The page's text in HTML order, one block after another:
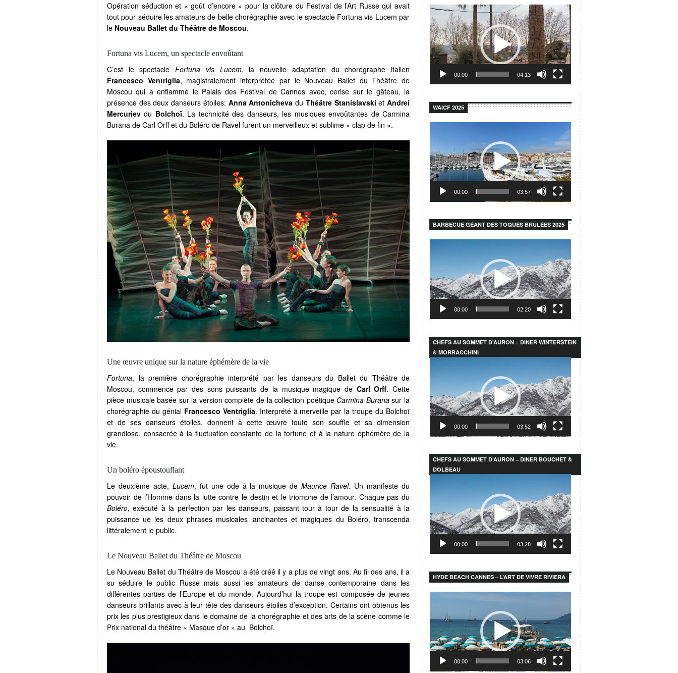
Opération séduction et « goût d’encore » pour la clôture du Festival de l’Art Russe qui avait
tout pour séduire les amateurs de belle chorégraphie avec le spectacle Fortuna vis Lucem par
le Nouveau Ballet du Théâtre de Moscou.
Fortuna vis Lucem, un spectacle envoûtant
C’est le spectacleFortuna vis Lucem, la nouvelle adaptation du chorégraphe italien
Francesco Ventriglia, magistralement interprétée par le Nouveau Ballet du Théâtre de
Moscou qui a enflammé le Palais des Festival de Cannes avec, cerise sur le gâteau, la
présence des deux danseurs étoiles: Anna Antonicheva du Théâtre Stanislavski etAndrei
Mercuriev du Bolchoï. La technicité des danseurs, les musiques envoûtantes de Carmina
Burana de Carl Orff et du Boléro de Ravel furent un merveilleux et sublime « clap de fin ».
Une œuvre unique sur la nature éphémère de la vie
Fortuna, la première chorégraphie interprété par les danseurs du Ballet du Théâtre de
Moscou, commence par des sons puissants de la musique magique de Carl Orff. Cette
pièce musicale basée sur la version complète de la collection poétique Carmina Buranasur la
chorégraphie du génial Francesco Ventriglia. Interprété à merveille par la troupe du Bolchoï
et de ses danseurs étoiles, donnent à cette œuvre toute son souffle et sa dimension
grandiose, consacrée à la fluctuation constante de la fortune et à la nature éphémère de la
vie.
Un boléro époustouflant
Le deuxième acte, Lucem, fut une ode à la musique deMaurice Ravel. Un manifeste du
pouvoir de l’Homme dans la lutte contre le destin et le triomphe de l’amour. Chaque pas du
Boléro, exécuté à la perfection par les danseurs, passant tour à tour de la sensualité à la
puissance ue les deux phrases musicales lancinantes et magiques du Boléro, transcenda
littéralement le public.
Le Nouveau Ballet du Théâtre de Moscou
Le Nouveau Ballet du Théâtre de Moscou a été créé il y a plus de vingt ans. Au fil des ans, il a
su séduire le public Russe mais aussi les amateurs de danse contemporaine dans les
différentes parties de l’Europe et du monde. Aujourd’hui la troupe est composée de jeunes
danseurs brillants avec à leur tête des danseurs étoiles d’exception. Certains ont obtenus les
prix les plus prestigieux dans le domaine de la chorégraphie et des arts de la scène comme le
Prix national du théâtre « Masque d’or » au Bolchoï.
Lecteur
vidéo
00:00 04:13
WAICF 2025
00:00 03:57
BARBECUE GÉANT DES TOQUES BRÛLÉES 2025
00:00 02:20
CHEFS AU SOMMET D’AURON – DINER WINTERSTEIN
& MORRACCHINI
00:00 03:52
CHEFS AU SOMMET D’AURON – DINER BOUCHET &
DOLBEAU
00:00 03:28
HYDE BEACH CANNES – L’ART DE VIVRE RIVIERA
00:00 03:06